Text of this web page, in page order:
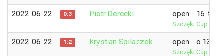
2022-06-22 0:3 Piotr Derecki open - 16-
Szczęki Cup 7
2022-06-22 1:2 Krystian Spilaszek open - o 13-
Szczęki Cup 7